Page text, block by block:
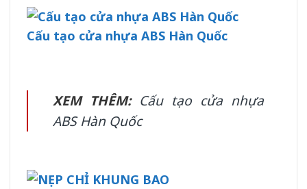
Cấu tạo cửa nhựa ABS Hàn Quốc
XEM THÊM: Cấu tạo cửa nhựa
ABS Hàn Quốc